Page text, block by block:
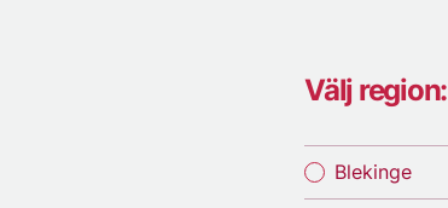
Välj region:
Blekinge